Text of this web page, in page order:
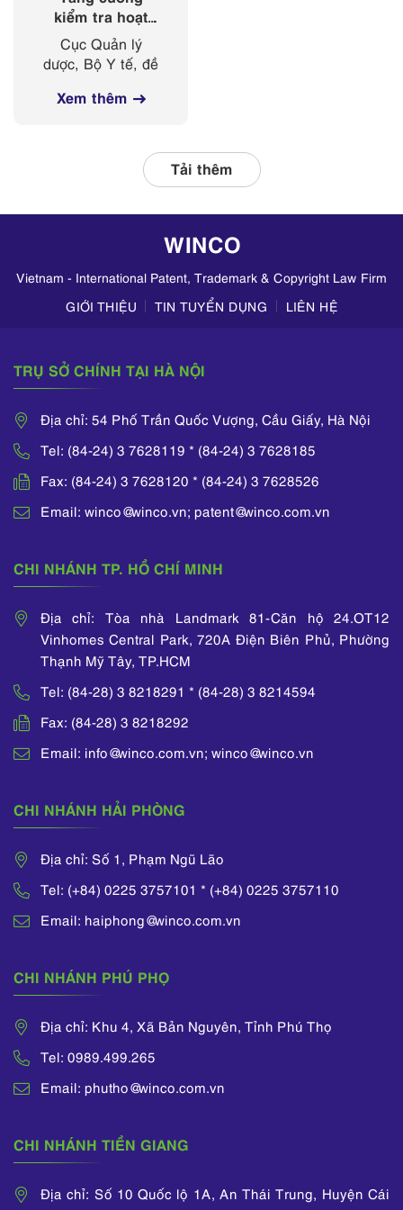
kiểm tra hoạt
động kinh doanh
mỹ phẩm trên
các nền tảng
mạng xã hội
Cục Quản lý
dược, Bộ Y tế, đề
tỉnh, thành phố
liên quan, tập
trung kiểm tra
Xem thêm
Tải thêm
WINCO
Vietnam - International Patent, Trademark & Copyright Law Firm
GIỚI THIỆU
TIN TUYỂN DỤNG LIÊN HỆ
TRỤ SỞ CHÍNH TẠI HÀ NỘI
Địa chỉ: 54 Phố Trần Quốc Vượng, Cầu Giấy, Hà Nội
Tel: (84-24) 3 7628119 * (84-24) 3 7628185
Fax: (84-24) 3 7628120 * (84-24) 3 7628526
Email: winco@winco.vn; patent@winco.com.vn
CHI NHÁNH TP. HỒ CHÍ MINH
Địa chỉ: Tòa nhà Landmark 81-Căn hộ 24.OT12
Vinhomes Central Park, 720A Điện Biên Phủ, Phường
Thạnh Mỹ Tây, TP.HCM
Tel: (84-28) 3 8218291 * (84-28) 3 8214594
Fax: (84-28) 3 8218292
Email: info@winco.com.vn; winco@winco.vn
CHI NHÁNH HẢI PHÒNG
Địa chỉ: Số 1, Phạm Ngũ Lão
Tel: (+84) 0225 3757101 * (+84) 0225 3757110
Email: haiphong@winco.com.vn
CHI NHÁNH PHÚ PHỌ
Địa chỉ: Khu 4, Xã Bản Nguyên, Tỉnh Phú Thọ
Tel: 0989.499.265
Email: phutho@winco.com.vn
CHI NHÁNH TIỀN GIANG
Địa chỉ: Số 10 Quốc lộ 1A, An Thái Trung, Huyện Cái